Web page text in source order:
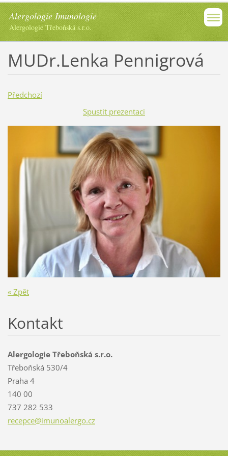
Alergologie Imunologie
Alergologie Třeboňská s.r.o.
MUDr.Lenka Pennigrová
Předchozí
Spustit prezentaci
« Zpět
Kontakt
Alergologie Třeboňská s.r.o.
Třeboňská 530/4
Praha 4
140 00
737 282 533
recepce@imunoalergo.cz